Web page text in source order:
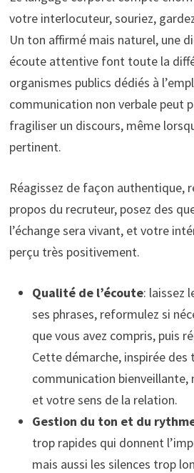
votre interlocuteur, souriez,
Un ton affirmé mais naturel, une
écoute attentive font toute la
organismes publics dédiés à
communication non verbale peut
fragiliser un discours, même
pertinent.
Réagissez de façon authentique,
propos du recruteur, posez des
l’échange sera vivant, et votre
perçu très positivement.
Qualité de l’écoute: laissez
ses phrases, reformulez si
que vous avez compris, puis
Cette démarche, inspirée des
communication
et votre sens de la relation.
Gestion du ton et du
trop rapides qui donnent
mais aussi les silences trop